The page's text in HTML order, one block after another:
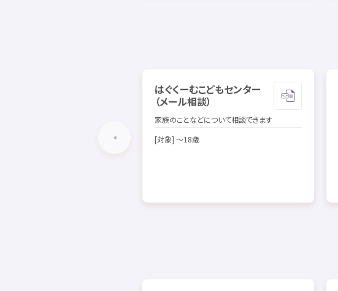
はぐくーむこどもセンター
（メール相談）
家族のことなどについて相談できます
[対象] ～18歳